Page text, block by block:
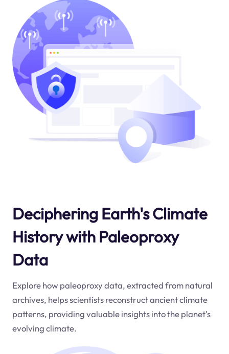
Deciphering Earth's Climate
History with Paleoproxy
Data
Explore how paleoproxy data, extracted from natural
archives, helps scientists reconstruct ancient climate
patterns, providing valuable insights into the planet's
evolving climate.